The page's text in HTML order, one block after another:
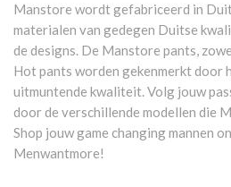
Manstore wordt gefabriceerd in
materialen van gedegen Duitse
de designs. De Manstore pants,
Hot pants worden gekenmerkt door
uitmuntende kwaliteit. Volg jouw
door de verschillende modellen die
Shop jouw game changing mannen
Menwantmore!